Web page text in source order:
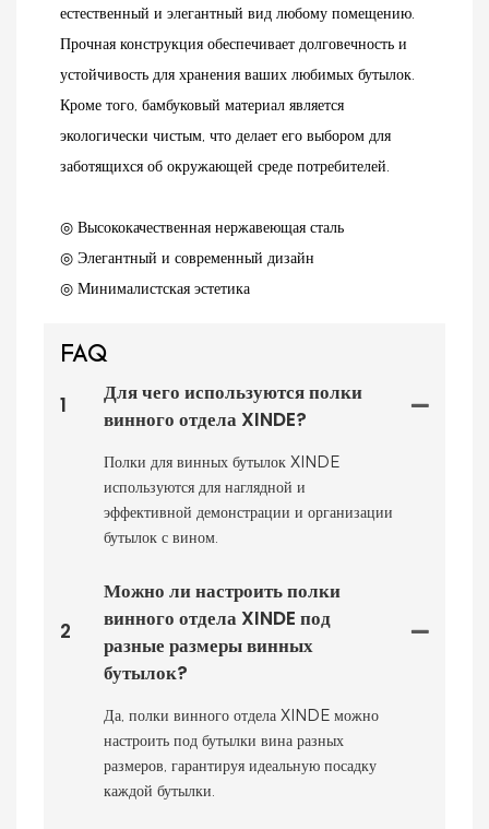
естественный и элегантный вид любому помещению.
Прочная конструкция обеспечивает долговечность и
устойчивость для хранения ваших любимых бутылок.
Кроме того, бамбуковый материал является
экологически чистым, что делает его выбором для
заботящихся об окружающей среде потребителей.
◎ Высококачественная нержавеющая сталь
◎ Элегантный и современный дизайн
◎ Минималистская эстетика
FAQ
1
Для чего используются полки
винного отдела XINDE?
Полки для винных бутылок XINDE
используются для наглядной и
эффективной демонстрации и организации
бутылок с вином.
2
Можно ли настроить полки
винного отдела XINDE под
разные размеры винных
бутылок?
Да, полки винного отдела XINDE можно
настроить под бутылки вина разных
размеров, гарантируя идеальную посадку
каждой бутылки.